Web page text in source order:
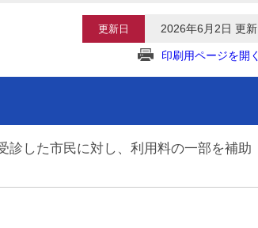
更新日 2026年6月2日 更新
印刷用ページを開く
した市民に対し、利用料の一部を補助